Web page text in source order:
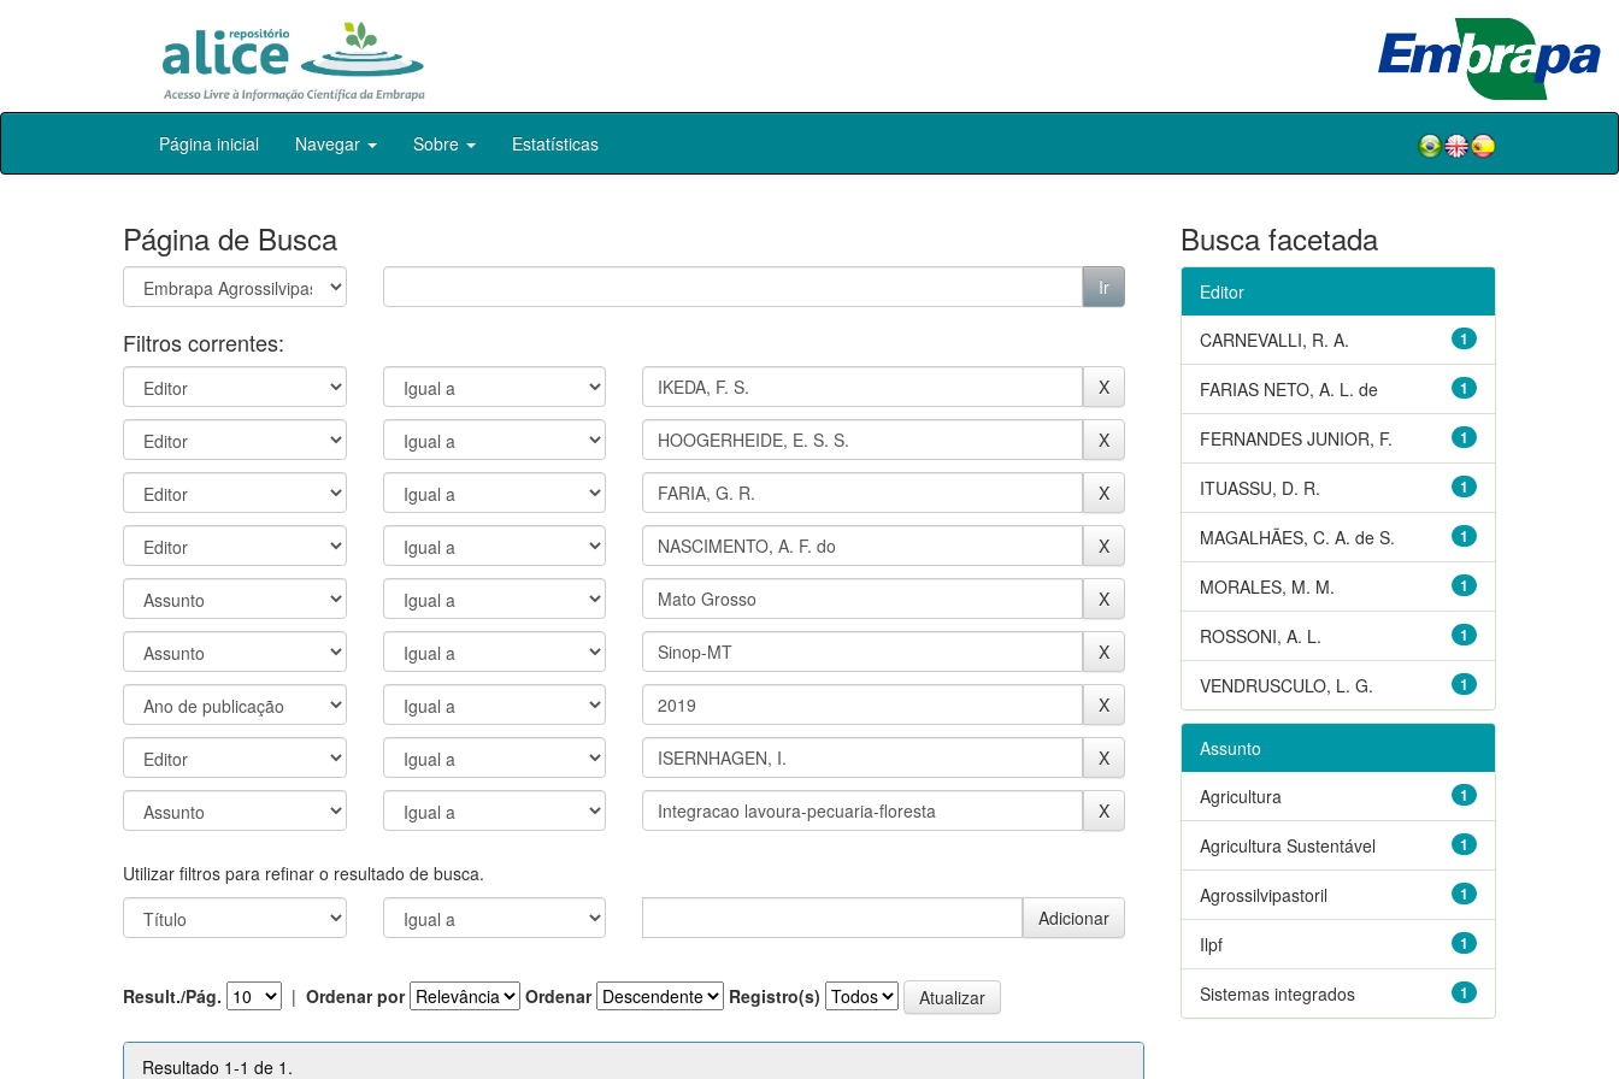
Skip
Página inicial Navegar Sobre Estatísticas
Página de Busca
Filtros correntes:
Utilizar filtros para refinar o resultado de busca.
Result./Pág. | Ordenar por Ordenar Registro(s)
Resultado 1-1 de 1.
Busca facetada
Editor
1
CARNEVALLI, R. A.
1
FARIAS NETO, A. L. de
1
FERNANDES JUNIOR, F.
1
ITUASSU, D. R.
1
MAGALHÃES, C. A. de S.
1
MORALES, M. M.
1
ROSSONI, A. L.
1
VENDRUSCULO, L. G.
Assunto
1
Agricultura
1
Agricultura Sustentável
1
Agrossilvipastoril
1
Ilpf
1
Sistemas integrados